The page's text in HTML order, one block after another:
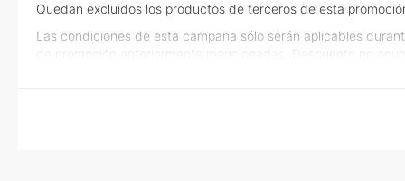
Quedan excluidos los productos de terceros de esta
Las condiciones de esta campaña sólo serán aplicables
de promoción anteriormente mencionadas. Descuento no